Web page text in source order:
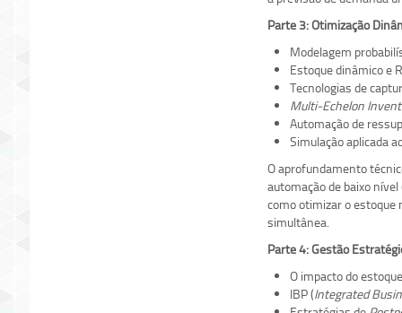
Parte 3: Otimização
Modelagem
Estoque dinâmico e
Tecnologias de
Multi-Echelon
Automação de
Simulação aplicada
O aprofundamento
automação de baixo
como otimizar o estoque
simultânea.
Parte 4: Gestão
O impacto do
IBP (Integrated